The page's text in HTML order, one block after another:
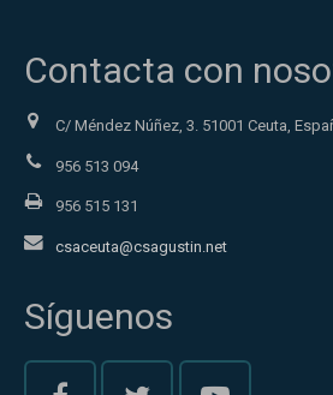
Contacta con
C/ Méndez Núñez, 3. 51001 Ceuta,
956 513 094
956 515 131
csaceuta@csagustin.net
Síguenos